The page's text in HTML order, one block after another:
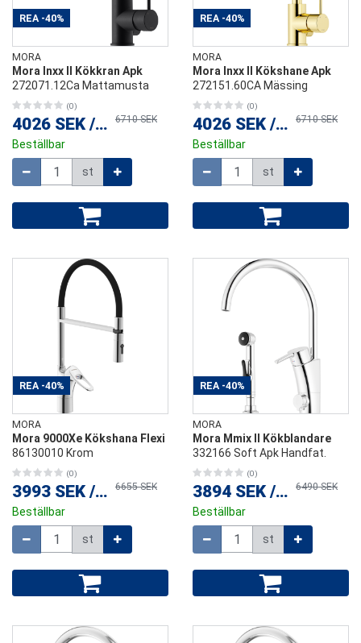
REA -40%
MORA
Mora Inxx II Kökkran Apk
272071.12Ca Mattamusta
(0)
4026 SEK / st6710 SEK
Beställbar
st
REA -40%
MORA
Mora Inxx II Kökshane Apk
272151.60CA Mässing
(0)
4026 SEK / st6710 SEK
Beställbar
st
REA -40%
MORA
Mora 9000Xe Kökshana Flexi
86130010 Krom
(0)
3993 SEK / st6655 SEK
Beställbar
st
REA -40%
MORA
Mora Mmix II Kökblandare
332166 Soft Apk Handfat.
(0)
3894 SEK / st6490 SEK
Beställbar
st